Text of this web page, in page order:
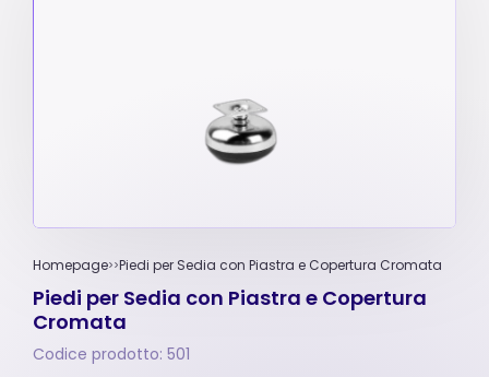
Homepage Piedi per Sedia con Piastra e Copertura Cromata
Piedi per Sedia con Piastra e Copertura
Cromata
Codice prodotto: 501